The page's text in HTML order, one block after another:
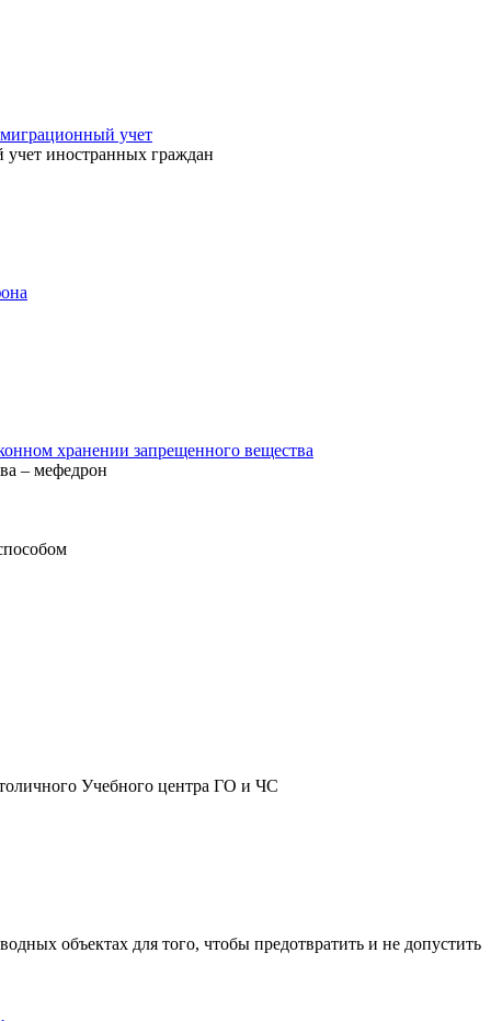
учет
иностранных граждан
хранении запрещенного вещества
– мефедрон
Учебного центра ГО и ЧС
объектах для того, чтобы предотвратить и не допустить